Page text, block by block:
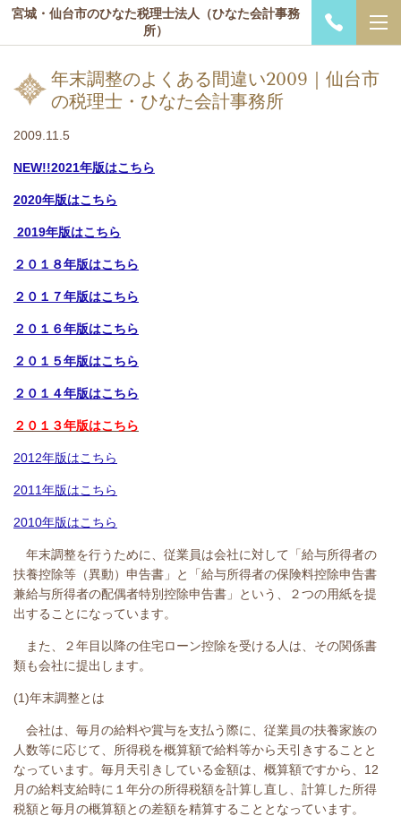
宮城・仙台市のひなた税理士法人（ひなた会計事務
所）
年末調整のよくある間違い2009｜仙台市
の税理士・ひなた会計事務所
2009.11.5
NEW!!2021年版はこちら
2020年版はこちら
2019年版はこちら
２０１８年版はこちら
２０１７年版はこちら
２０１６年版はこちら
２０１５年版はこちら
２０１４年版はこちら
２０１３年版はこちら
2012年版はこちら
2011年版はこちら
2010年版はこちら
年末調整を行うために、従業員は会社に対して「給与所得者の
扶養控除等（異動）申告書」と「給与所得者の保険料控除申告書
兼給与所得者の配偶者特別控除申告書」という、２つの用紙を提
出することになっています。
また、２年目以降の住宅ローン控除を受ける人は、その関係書
類も会社に提出します。
(1)年末調整とは
会社は、毎月の給料や賞与を支払う際に、従業員の扶養家族の
人数等に応じて、所得税を概算額で給料等から天引きすることと
なっています。毎月天引きしている金額は、概算額ですから、12
月の給料支給時に１年分の所得税額を計算し直し、計算した所得
税額と毎月の概算額との差額を精算することとなっています。